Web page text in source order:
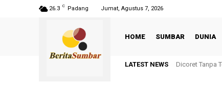
26.3 C Padang Jumat, Agustus 7, 2026
HOME SUMBAR DUNIA
LATEST NEWS Dicoret Tanpa